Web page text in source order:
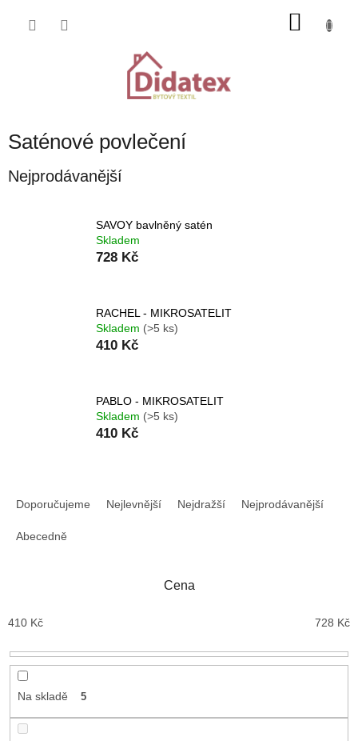
Saténové povlečení
Nejprodávanější
SAVOY bavlněný satén
Skladem
728 Kč
RACHEL - MIKROSATELIT
Skladem (>5 ks)
410 Kč
PABLO - MIKROSATELIT
Skladem (>5 ks)
410 Kč
o
u
ů
Doporučujeme Nejlevnější Nejdražší Nejprodávanější
Abecedně
Cena
410 Kč 728 Kč
Na skladě 5